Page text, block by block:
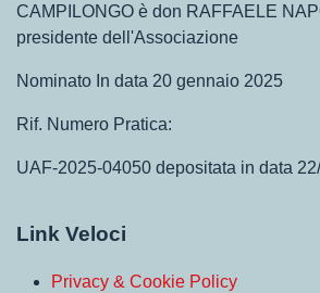
CAMPILONGO è don RAFFAELE
presidente dell'Associazione
Nominato In data 20 gennaio 2025
Rif. Numero Pratica:
UAF-2025-04050 depositata in data
Link Veloci
Privacy & Cookie Policy